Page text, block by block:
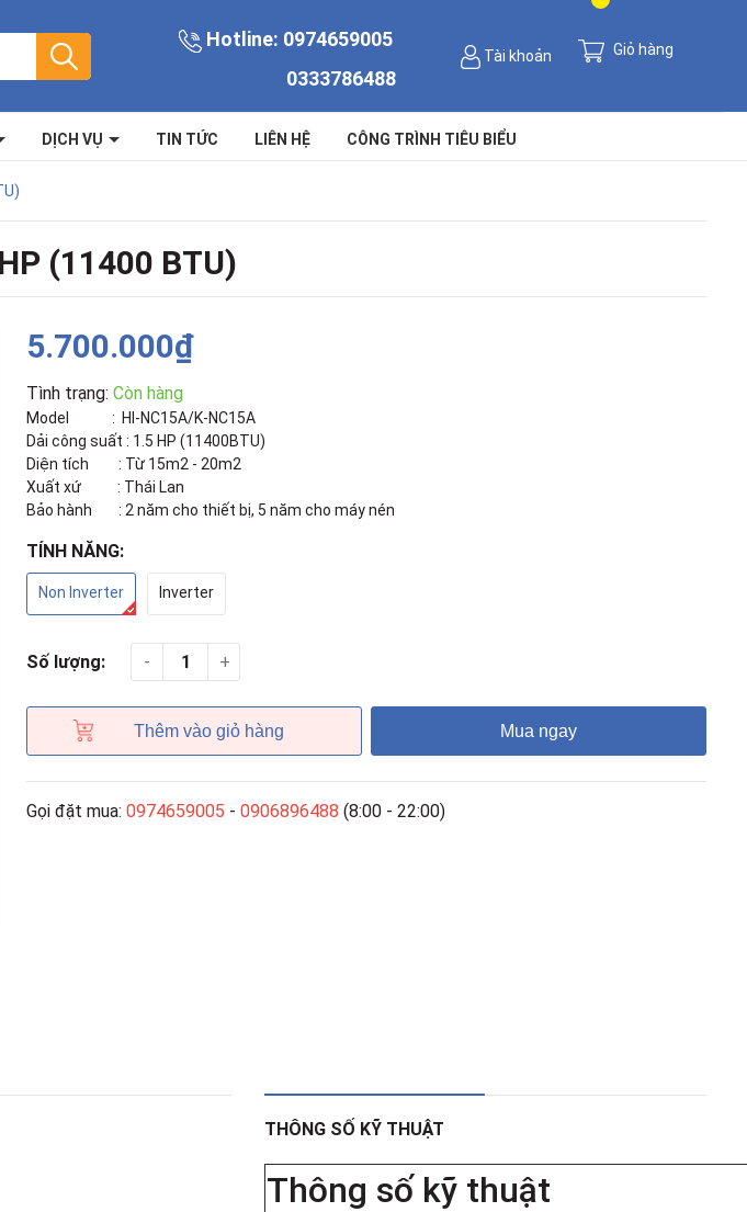
Hotline: 0974659005
0333786488
Tài khoản Giỏ hàng
DỊCH VỤ TIN TỨC LIÊN HỆ CÔNG TRÌNH TIÊU BIỂU
(11400 BTU)
5.700.000₫
Tình trạng: Còn hàng
Model : HI-NC15A/K-NC15A
Dải công suất : 1.5 HP (11400BTU)
Diện tích : Từ 15m2 - 20m2
Xuất xứ : Thái Lan
Bảo hành : 2 năm cho thiết bị, 5 năm cho máy nén
TÍNH NĂNG:
Non Inverter Inverter
Số lượng: - +
Thêm vào giỏ hàng Mua ngay
Gọi đặt mua: 0974659005 - 0906896488 (8:00 - 22:00)
THÔNG SỐ KỸ THUẬT
Thông số kỹ thuật